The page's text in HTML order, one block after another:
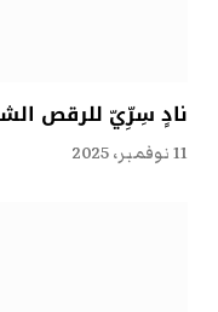
نادٍ سِرِّيّ للرقص
11 نوفمبر، 2025